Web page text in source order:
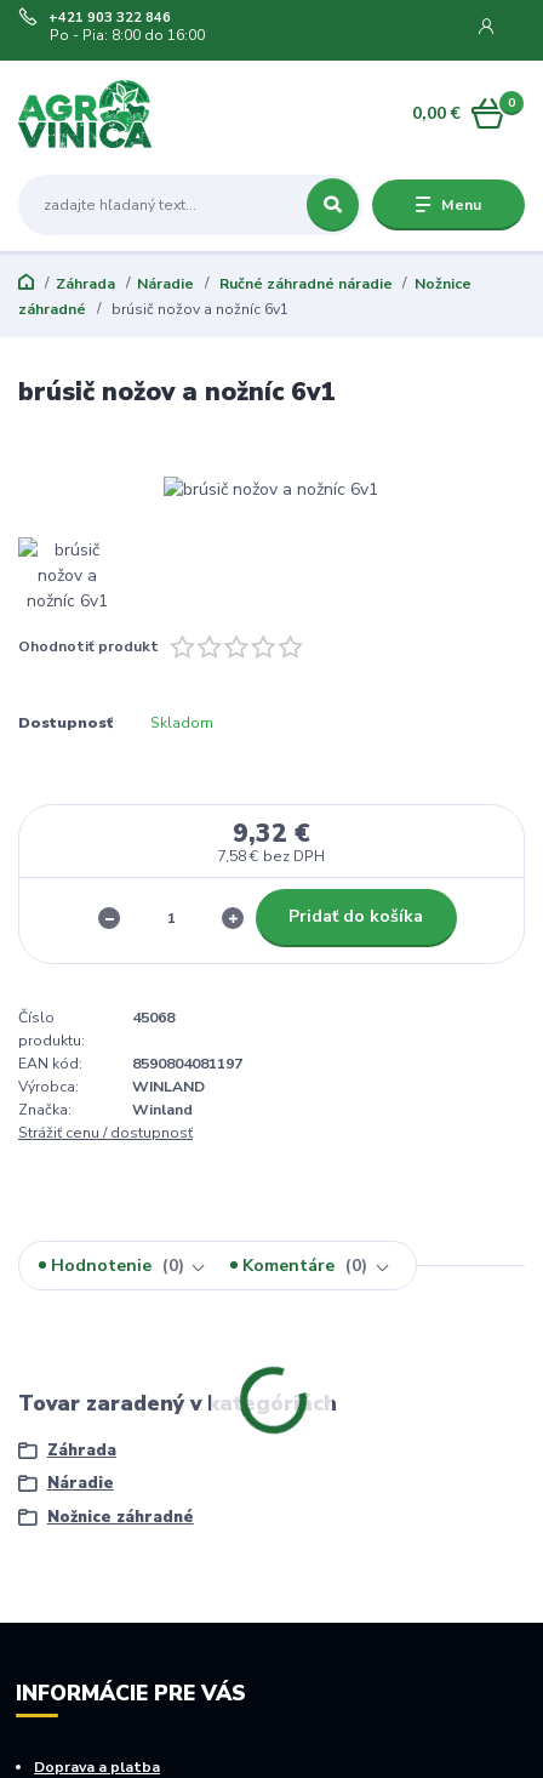
Menu
+421 903 322 846
Po - Pia: 8:00 do 16:00
0
0,00 €
Záhrada Náradie Ručné záhradné náradie
Nožnice
záhradné
brúsič nožov a nožníc 6v1
brúsič nožov a nožníc 6v1
Ohodnotiť produkt
Dostupnosť Skladom
9,32 €
7,58 € bez DPH
Pridať do košíka
Číslo
produktu:
45068
EAN kód:
8590804081197
Výrobca:
WINLAND
Značka:
Winland
Strážiť cenu / dostupnosť
Hodnotenie 0 Komentáre 0
Tovar zaradený v kategóriách
Záhrada
Náradie
Nožnice záhradné
INFORMÁCIE PRE VÁS
Doprava a platba